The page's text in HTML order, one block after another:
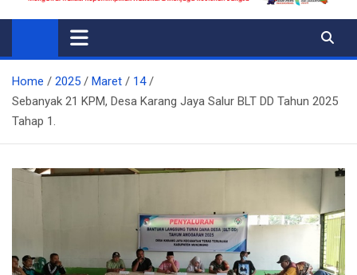
Home 2025 Maret
14
Sebanyak 21 KPM, Desa Karang Jaya Salur BLT DD Tahun 2025
Tahap 1.